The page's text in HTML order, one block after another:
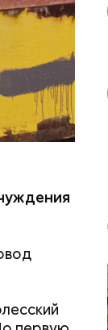
таким